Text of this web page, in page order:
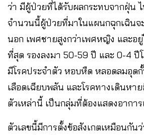
ว่า มีผู้ป่วยที่ได้รับผลกระทบจากฝุ่น
จำนวนนี้ผู้ป่วยที่มาในแผนกฉุกเฉินจ
นอก เพศชายสูงกว่าเพศหญิง และอ
ที่สุด รองลงมา 50-59 ปี และ 0-4 ปี
มีโรคประจำตัว หอบหืด หลอดลมอุดกั้
เลือดเฉียบพลัน และโรคทางเดินหา
ตัวเหล่านี้ เป็นกลุ่มที่ต้องแสดงอากา
ตัวเลขนี้มีการตั้งข้อสังเกตเหมือนกัน